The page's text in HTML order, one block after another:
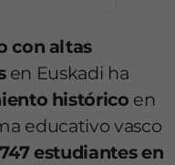
con altas
en Euskadi ha
histórico en
educativo vasco
747 estudiantes en